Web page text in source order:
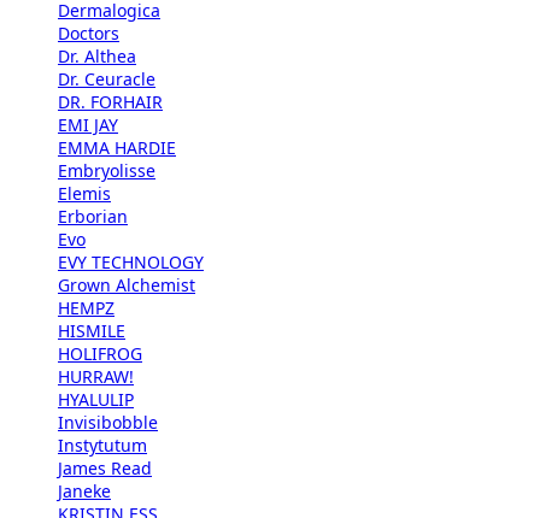
Dermalogica
Doctors
Dr. Althea
Dr. Ceuracle
DR. FORHAIR
EMI JAY
EMMA HARDIE
Embryolisse
Elemis
Erborian
Evo
EVY TECHNOLOGY
Grown Alchemist
HEMPZ
HISMILE
HOLIFROG
HURRAW!
HYALULIP
Invisibobble
Instytutum
James Read
Janeke